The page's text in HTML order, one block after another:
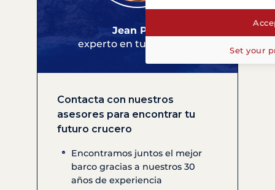
Jean Paul
experto en tus cruceros
Contacta con nuestros
asesores para encontrar tu
futuro crucero
Encontramos juntos el mejor
barco gracias a nuestros 30
años de experiencia
Set your